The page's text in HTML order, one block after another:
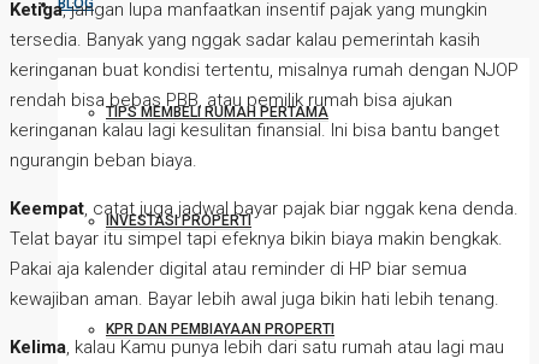
BLOG
TIPS MEMBELI RUMAH PERTAMA
INVESTASI PROPERTI
KPR DAN PEMBIAYAAN PROPERTI
Ketiga, jangan lupa manfaatkan insentif pajak yang mungkin
tersedia. Banyak yang nggak sadar kalau pemerintah kasih
keringanan buat kondisi tertentu, misalnya rumah dengan NJOP
rendah bisa bebas PBB, atau pemilik rumah bisa ajukan
keringanan kalau lagi kesulitan finansial. Ini bisa bantu banget
ngurangin beban biaya.
Keempat, catat juga jadwal bayar pajak biar nggak kena denda.
Telat bayar itu simpel tapi efeknya bikin biaya makin bengkak.
Pakai aja kalender digital atau reminder di HP biar semua
kewajiban aman. Bayar lebih awal juga bikin hati lebih tenang.
Kelima, kalau Kamu punya lebih dari satu rumah atau lagi mau